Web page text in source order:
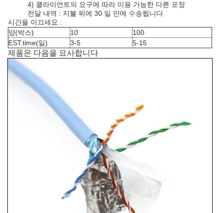
4) 클라이언트의 요구에 따라 이용 가능한 다른 포장
전달 내역 : 지불 뒤에 30 일 만에 수송됩니다
시간을 이끄세요 :
양(박스)
10
100
EST.time(일)
3-5 5-15
제품은 다음을 묘사합니다